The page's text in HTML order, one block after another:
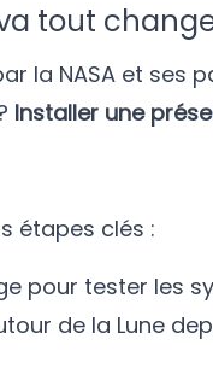
tout
la NASA et ses
Installer une
étapes clés :
pour tester les
de la Lune